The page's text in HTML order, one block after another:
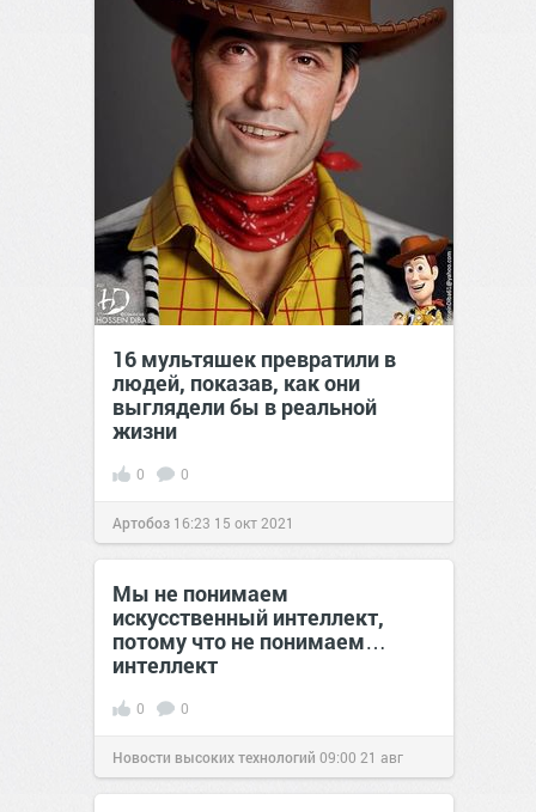
16 мультяшек превратили в
людей, показав, как они
выглядели бы в реальной
жизни
0 0
Артобоз 16:23 15 окт 2021
Мы не понимаем
искусственный интеллект,
потому что не понимаем…
интеллект
0 0
Новости высоких технологий 09:00 21 авг
2016